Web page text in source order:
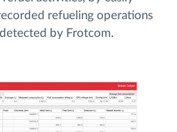
refueling operations
by Frotcom.